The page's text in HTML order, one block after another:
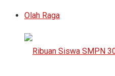
Olah Raga